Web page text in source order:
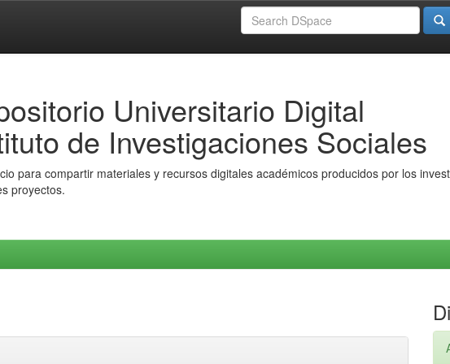
Universitario Digital
de Investigaciones Sociales
para compartir materiales y recursos digitales académicos producidos por los
proyectos.